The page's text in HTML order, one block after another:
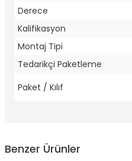
Derece
Kalifikasyon
Montaj Tipi
Tedarikçi Paketleme
Paket / Kılıf
Benzer Ürünler